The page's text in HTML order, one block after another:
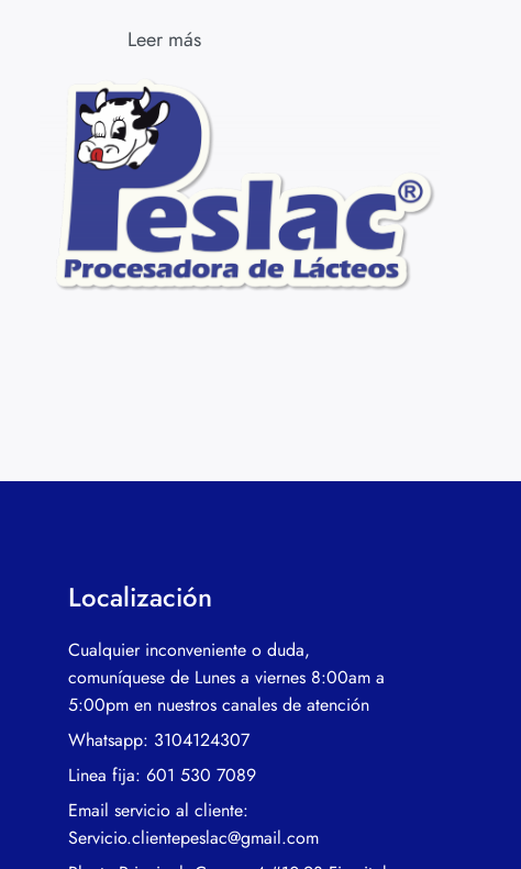
Leer más
Localización
Cualquier inconveniente o duda,
comuníquese de Lunes a viernes 8:00am a
5:00pm en nuestros canales de atención
Whatsapp: 3104124307
Linea fija: 601 530 7089
Email servicio al cliente:
Servicio.clientepeslac@gmail.com